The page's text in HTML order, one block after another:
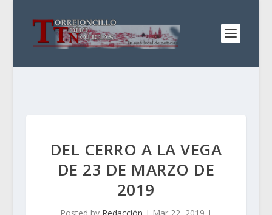
DEL CERRO A LA VEGA
DE 23 DE MARZO DE
2019